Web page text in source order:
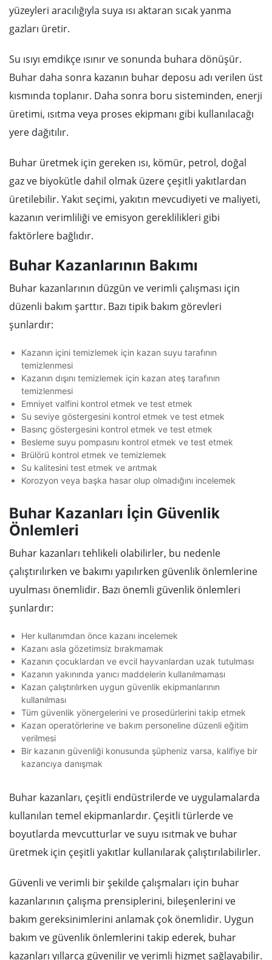
yüzeyleri aracılığıyla suya ısı aktaran sıcak yanma
gazları üretir.
Su ısıyı emdikçe ısınır ve sonunda buhara dönüşür.
Buhar daha sonra kazanın buhar deposu adı verilen üst
kısmında toplanır. Daha sonra boru sisteminden, enerji
üretimi, ısıtma veya proses ekipmanı gibi kullanılacağı
yere dağıtılır.
Buhar üretmek için gereken ısı, kömür, petrol, doğal
gaz ve biyokütle dahil olmak üzere çeşitli yakıtlardan
üretilebilir. Yakıt seçimi, yakıtın mevcudiyeti ve maliyeti,
kazanın verimliliği ve emisyon gereklilikleri gibi
faktörlere bağlıdır.
Buhar Kazanlarının Bakımı
Buhar kazanlarının düzgün ve verimli çalışması için
düzenli bakım şarttır. Bazı tipik bakım görevleri
şunlardır:
Kazanın içini temizlemek için kazan suyu tarafının
temizlenmesi
Kazanın dışını temizlemek için kazan ateş tarafının
temizlenmesi
Emniyet valfini kontrol etmek ve test etmek
Su seviye göstergesini kontrol etmek ve test etmek
Basınç göstergesini kontrol etmek ve test etmek
Besleme suyu pompasını kontrol etmek ve test etmek
Brülörü kontrol etmek ve temizlemek
Su kalitesini test etmek ve arıtmak
Korozyon veya başka hasar olup olmadığını incelemek
Buhar Kazanları İçin Güvenlik
Önlemleri
Buhar kazanları tehlikeli olabilirler, bu nedenle
çalıştırılırken ve bakımı yapılırken güvenlik önlemlerine
uyulması önemlidir. Bazı önemli güvenlik önlemleri
şunlardır:
Her kullanımdan önce kazanı incelemek
Kazanı asla gözetimsiz bırakmamak
Kazanın çocuklardan ve evcil hayvanlardan uzak tutulması
Kazanın yakınında yanıcı maddelerin kullanılmaması
Kazan çalıştırılırken uygun güvenlik ekipmanlarının
kullanılması
Tüm güvenlik yönergelerini ve prosedürlerini takip etmek
Kazan operatörlerine ve bakım personeline düzenli eğitim
verilmesi
Bir kazanın güvenliği konusunda şüpheniz varsa, kalifiye bir
kazancıya danışmak
Buhar kazanları, çeşitli endüstrilerde ve uygulamalarda
kullanılan temel ekipmanlardır. Çeşitli türlerde ve
boyutlarda mevcutturlar ve suyu ısıtmak ve buhar
üretmek için çeşitli yakıtlar kullanılarak çalıştırılabilirler.
Güvenli ve verimli bir şekilde çalışmaları için buhar
kazanlarının çalışma prensiplerini, bileşenlerini ve
bakım gereksinimlerini anlamak çok önemlidir. Uygun
bakım ve güvenlik önlemlerini takip ederek, buhar
kazanları yıllarca güvenilir ve verimli hizmet sağlayabilir.